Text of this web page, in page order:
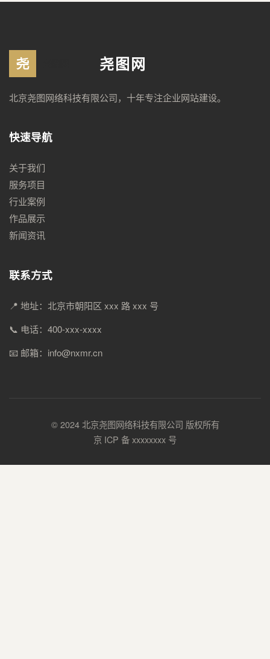
尧图网
北京尧图网络科技有限公司，十年专注企业网站建设。
快速导航
关于我们
服务项目
行业案例
作品展示
新闻资讯
联系方式
📍 地址：北京市朝阳区 xxx 路 xxx 号
📞 电话：400-xxx-xxxx
📧 邮箱：info@nxmr.cn
© 2024 北京尧图网络科技有限公司 版权所有
京 ICP 备 xxxxxxxx 号